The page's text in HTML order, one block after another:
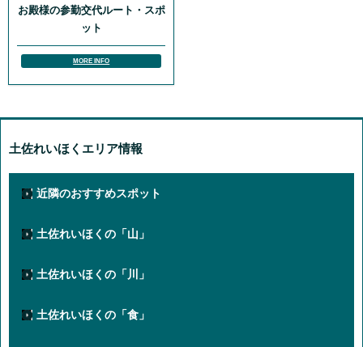
お殿様の参勤交代ルート・スポ
ット
MORE INFO
土佐れいほくエリア情報
近隣のおすすめスポット
土佐れいほくの「山」
土佐れいほくの「川」
土佐れいほくの「食」